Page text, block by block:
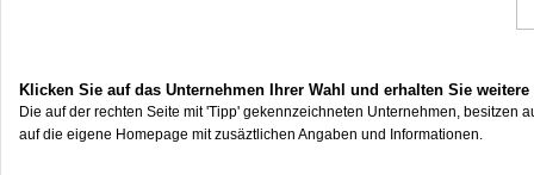
Klicken Sie auf das Unternehmen Ihrer Wahl und erhalten Sie
Die auf der rechten Seite mit 'Tipp' gekennzeichneten Unternehmen, besitzen
auf die eigene Homepage mit zusäztlichen Angaben und Informationen.